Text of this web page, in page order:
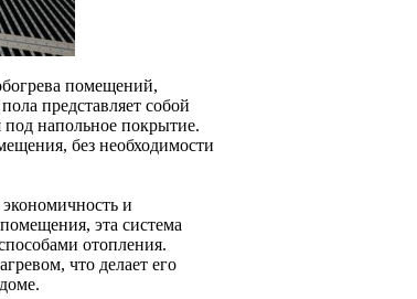
помещений,
представляет собой
напольное покрытие.
без необходимости
и
эта система
отопления.
что делает его